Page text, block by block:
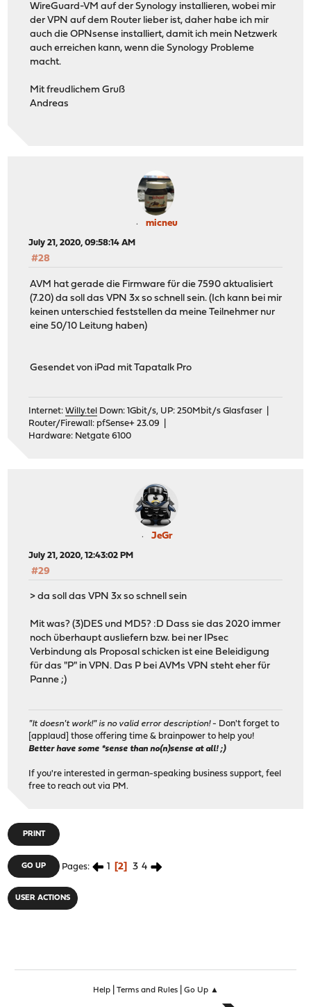
WireGuard-VM auf der Synology installieren, wobei mir
der VPN auf dem Router lieber ist, daher habe ich mir
auch die OPNsense installiert, damit ich mein Netzwerk
auch erreichen kann, wenn die Synology Probleme
macht.
Mit freudlichem Gruß
Andreas
micneu
July 21, 2020, 09:58:14 AM
#28
AVM hat gerade die Firmware für die 7590 aktualisiert
(7.20) da soll das VPN 3x so schnell sein. (Ich kann bei mir
keinen unterschied feststellen da meine Teilnehmer nur
eine 50/10 Leitung haben)
Gesendet von iPad mit Tapatalk Pro
Internet:Willy.tel
Down: 1Gbit/s, UP: 250Mbit/s Glasfaser |
Router/Firewall: pfSense+ 23.09 |
Hardware: Netgate 6100
JeGr
July 21, 2020, 12:43:02 PM
#29
> da soll das VPN 3x so schnell sein
Mit was? (3)DES und MD5? :D Dass sie das 2020 immer
noch überhaupt ausliefern bzw. bei ner IPsec
Verbindung als Proposal schicken ist eine Beleidigung
für das "P" in VPN. Das P bei AVMs VPN steht eher für
Panne ;)
"It doesn't work!" is no valid error description!- Don't forget to
[applaud] those offering time & brainpower to help you!
Better have some *sense than no(n)sense at all! ;)
If you're interested in german-speaking business support, feel
free to reach out via PM.
PRINT
GO UP Pages 1 2 3 4
USER ACTIONS
Help| Terms and Rules| Go Up ▲